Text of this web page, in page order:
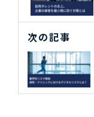
次の記事